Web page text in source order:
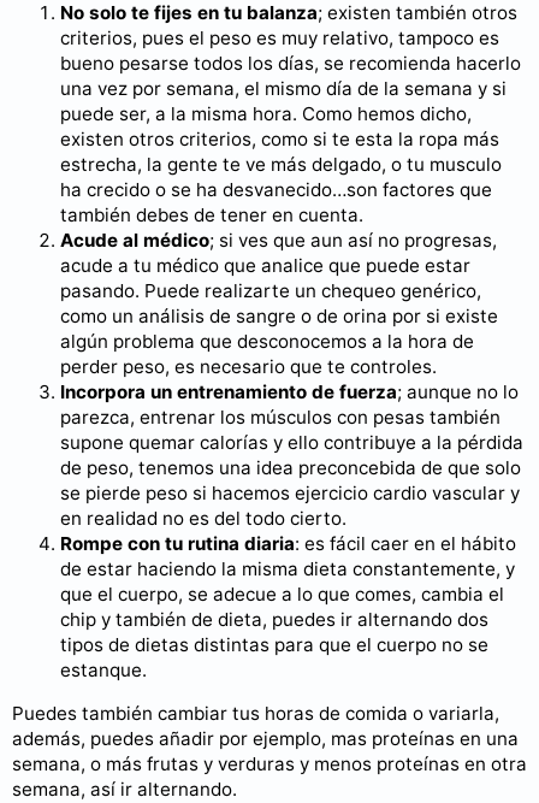
No solo te fijes en tu balanza; existen también otros
criterios, pues el peso es muy relativo, tampoco es
bueno pesarse todos los días, se recomienda hacerlo
una vez por semana, el mismo día de la semana y si
puede ser, a la misma hora. Como hemos dicho,
existen otros criterios, como si te esta la ropa más
estrecha, la gente te ve más delgado, o tu musculo
ha crecido o se ha desvanecido…son factores que
también debes de tener en cuenta.
Acude al médico; si ves que aun así no progresas,
acude a tu médico que analice que puede estar
pasando. Puede realizarte un chequeo genérico,
como un análisis de sangre o de orina por si existe
algún problema que desconocemos a la hora de
perder peso, es necesario que te controles.
Incorpora un entrenamiento de fuerza; aunque no lo
parezca, entrenar los músculos con pesas también
supone quemar calorías y ello contribuye a la pérdida
de peso, tenemos una idea preconcebida de que solo
se pierde peso si hacemos ejercicio cardio vascular y
en realidad no es del todo cierto.
Rompe con tu rutina diaria: es fácil caer en el hábito
de estar haciendo la misma dieta constantemente, y
que el cuerpo, se adecue a lo que comes, cambia el
chip y también de dieta, puedes ir alternando dos
tipos de dietas distintas para que el cuerpo no se
estanque.
Puedes también cambiar tus horas de comida o variarla,
además, puedes añadir por ejemplo, mas proteínas en una
semana, o más frutas y verduras y menos proteínas en otra
semana, así ir alternando.